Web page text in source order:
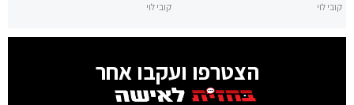
קובי לוי קובי לוי
הצטרפו ועקבו אחר